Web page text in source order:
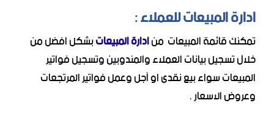
ادارة المبيعات للعملاء :
تمكنك قائمة المبيعات منادارة المبيعاتبشكل افضل من
خلال تسجيل بيانات العملاء والمندوبين وتسجيل فواتير
المبيعات سواء بيع نقدى او آجل وعمل فواتير المرتجعات
وعروض الاسعار .